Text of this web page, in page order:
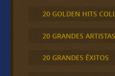
20 GOLDEN HITS
20 GRANDES ARTISTAS
20 GRANDES ÉXITOS